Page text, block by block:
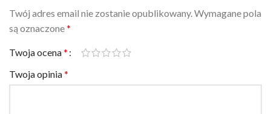
Twój adres email nie zostanie opublikowany. Wymagane pola
są oznaczone*
Twoja ocena *
Twoja opinia *